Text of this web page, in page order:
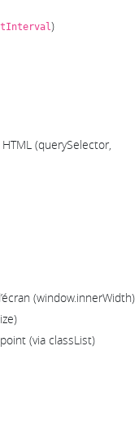
)
(querySelector,
(window.innerWidth)
(via classList)